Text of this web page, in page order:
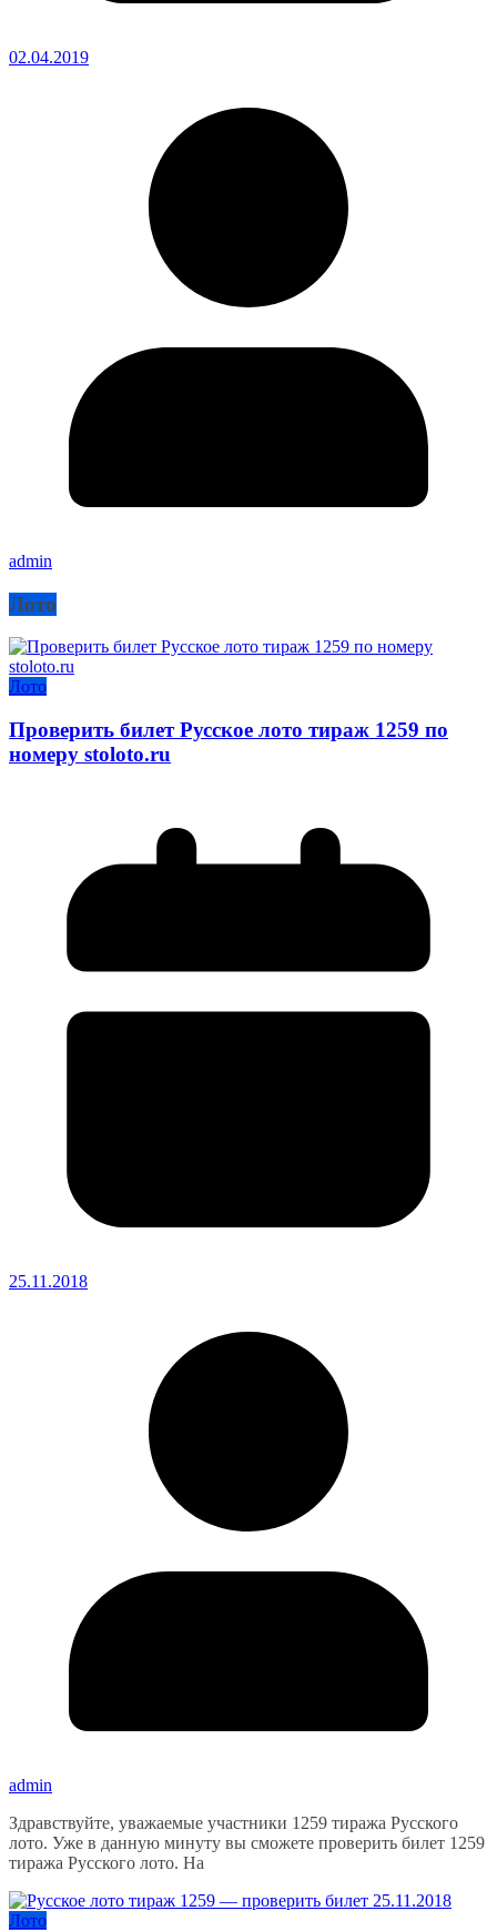
02.04.2019
admin
Лото
Лото
Проверить билет Русское лото тираж 1259 по
номеру stoloto.ru
25.11.2018
admin
Здравствуйте, уважаемые участники 1259 тиража Русского
лото. Уже в данную минуту вы сможете проверить билет 1259
тиража Русского лото. На
Лото